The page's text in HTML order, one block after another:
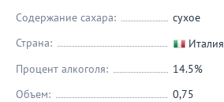
Содержание сахара:
сухое
Страна:
Италия
Процент алкоголя:
14.5%
Объем:
0,75